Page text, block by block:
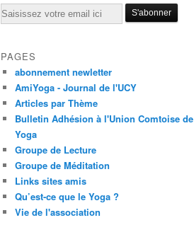
Email
PAGES
abonnement newletter
AmiYoga - Journal de l'UCY
Articles par Thème
Bulletin Adhésion à l'Union Comtoise de
Yoga
Groupe de Lecture
Groupe de Méditation
Links sites amis
Qu’est-ce que le Yoga ?
Vie de l'association